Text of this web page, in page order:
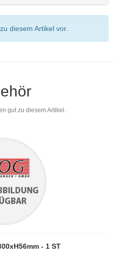
diesem Artikel vor.
gut zu diesem Artikel.
- 1 ST